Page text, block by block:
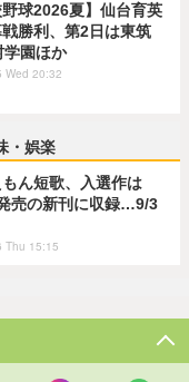
野球2026夏】仙台育英
勝利、第2日は東筑
園ほか
Wed 20:32
・娯楽
もん短歌、入選作は
売の新刊に収録…9/3
Thu 15:15